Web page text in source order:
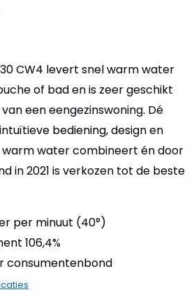
CW4 levert snel warm water
of bad en is zeer geschikt
een eengezinswoning. Dé
bediening, design en
water combineert én door
in 2021 is verkozen tot de beste
per minuut (40°)
106,4%
consumentenbond